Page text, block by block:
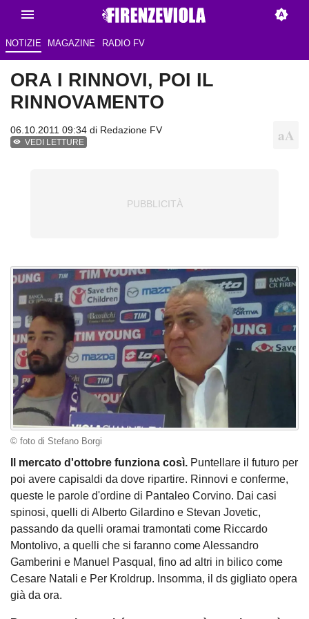
NOTIZIE MAGAZINE RADIO FV
ORA I RINNOVI, POI IL
RINNOVAMENTO
06.10.2011 09:34 di Redazione FV
VEDI LETTURE
© foto di Stefano Borgi
Il mercato d'ottobre funziona così. Puntellare il futuro per
poi avere capisaldi da dove ripartire. Rinnovi e conferme,
queste le parole d'ordine di Pantaleo Corvino. Dai casi
spinosi, quelli di Alberto Gilardino e Stevan Jovetic,
passando da quelli oramai tramontati come Riccardo
Montolivo, a quelli che si faranno come Alessandro
Gamberini e Manuel Pasqual, fino ad altri in bilico come
Cesare Natali e Per Kroldrup. Insomma, il ds gigliato opera
già da ora.